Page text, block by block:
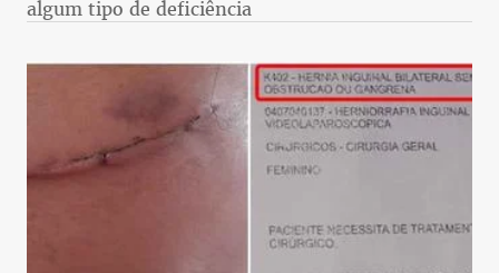
algum tipo de deficiência